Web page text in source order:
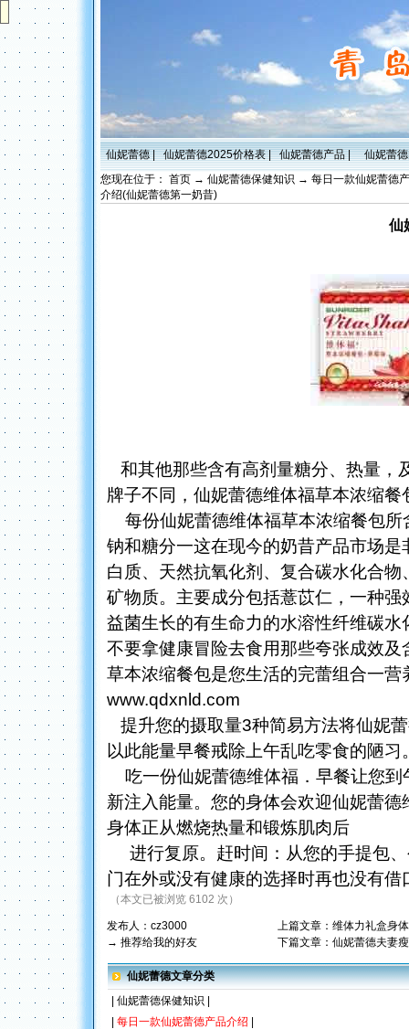
仙妮蕾德|仙妮蕾德2025价格表|仙妮蕾德产品|仙妮蕾德
您现在位于： 首页 → 仙妮蕾德保健知识 → 每日一款仙妮蕾德
介绍(仙妮蕾德第一奶昔)
仙
和其他那些含有高剂量糖分、热量，
牌子不同，仙妮蕾德维体福草本浓缩
每份仙妮蕾德维体福草本浓缩餐包所
钠和糖分一这在现今的奶昔产品市场
白质、天然抗氧化剂、复合碳水化合
矿物质。主要成分包括薏苡仁，一种
益菌生长的有生命力的水溶性纤维碳水
不要拿健康冒险去食用那些夸张成效
草本浓缩餐包是您生活的完蕾组合一
www.qdxnld.com
提升您的摄取量3种简易方法将仙妮
以此能量早餐戒除上午乱吃零食的陋习
吃一份仙妮蕾德维体福．早餐让您到
新注入能量。您的身体会欢迎仙妮蕾
身体正从燃烧热量和锻炼肌肉后
进行复原。赶时间：从您的手提包
门在外或没有健康的选择时再也没有借
（本文已被浏览 6102 次）
发布人： cz3000
→ 推荐给我的好友
上篇文章： 维体力礼盒身
下篇文章： 仙妮蕾德夫妻
仙妮蕾德文章分类
仙妮蕾德保健知识
每日一款仙妮蕾德产品介绍